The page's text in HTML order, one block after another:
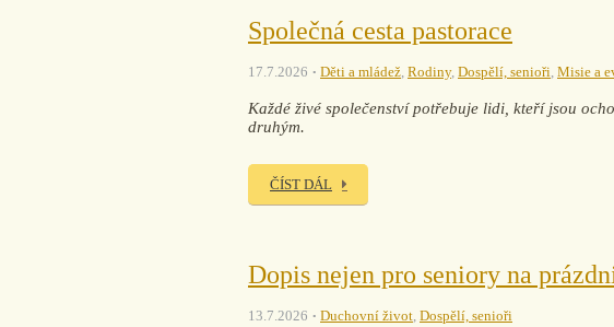
Společná cesta pastorace
17.7.2026 Děti a mládež, Rodiny, Dospělí, senioři, Misie a
Každé živé společenství potřebuje lidi, kteří jsou
druhým.
ČÍST DÁL
Dopis nejen pro seniory na
13.7.2026 Duchovní život, Dospělí, senioři